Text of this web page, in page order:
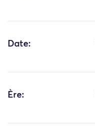
Date:
Ère: